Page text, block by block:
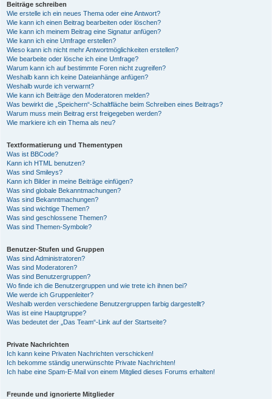
Beiträge schreiben
Wie erstelle ich ein neues Thema oder eine Antwort?
Wie kann ich einen Beitrag bearbeiten oder löschen?
Wie kann ich meinem Beitrag eine Signatur anfügen?
Wie kann ich eine Umfrage erstellen?
Wieso kann ich nicht mehr Antwortmöglichkeiten erstellen?
Wie bearbeite oder lösche ich eine Umfrage?
Warum kann ich auf bestimmte Foren nicht zugreifen?
Weshalb kann ich keine Dateianhänge anfügen?
Weshalb wurde ich verwarnt?
Wie kann ich Beiträge den Moderatoren melden?
Was bewirkt die „Speichern“-Schaltfläche beim Schreiben eines Beitrags?
Warum muss mein Beitrag erst freigegeben werden?
Wie markiere ich ein Thema als neu?
Textformatierung und Thementypen
Was ist BBCode?
Kann ich HTML benutzen?
Was sind Smileys?
Kann ich Bilder in meine Beiträge einfügen?
Was sind globale Bekanntmachungen?
Was sind Bekanntmachungen?
Was sind wichtige Themen?
Was sind geschlossene Themen?
Was sind Themen-Symbole?
Benutzer-Stufen und Gruppen
Was sind Administratoren?
Was sind Moderatoren?
Was sind Benutzergruppen?
Wo finde ich die Benutzergruppen und wie trete ich ihnen bei?
Wie werde ich Gruppenleiter?
Weshalb werden verschiedene Benutzergruppen farbig dargestellt?
Was ist eine Hauptgruppe?
Was bedeutet der „Das Team“-Link auf der Startseite?
Private Nachrichten
Ich kann keine Privaten Nachrichten verschicken!
Ich bekomme ständig unerwünschte Private Nachrichten!
Ich habe eine Spam-E-Mail von einem Mitglied dieses Forums erhalten!
Freunde und ignorierte Mitglieder